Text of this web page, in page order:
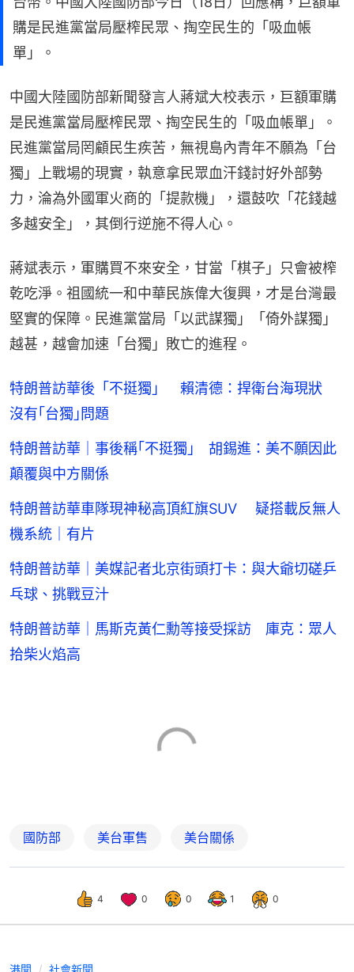
購是民進黨當局壓榨民眾、掏空民生的「吸血帳
單」。
中國大陸國防部新聞發言人蔣斌大校表示，巨額軍購
是民進黨當局壓榨民眾、掏空民生的「吸血帳單」。
民進黨當局罔顧民生疾苦，無視島內青年不願為「台
獨」上戰場的現實，執意拿民眾血汗錢討好外部勢
力，淪為外國軍火商的「提款機」，還鼓吹「花錢越
多越安全」，其倒行逆施不得人心。
蔣斌表示，軍購買不來安全，甘當「棋子」只會被榨
乾吃淨。祖國統一和中華民族偉大復興，才是台灣最
堅實的保障。民進黨當局「以武謀獨」「倚外謀獨」
越甚，越會加速「台獨」敗亡的進程。
特朗普訪華後「不挺獨」 賴清德：捍衛台海現狀
沒有｢台獨｣問題
特朗普訪華｜事後稱｢不挺獨｣ 胡錫進：美不願因此
顛覆與中方關係
特朗普訪華車隊現神秘高頂紅旗SUV 疑搭載反無人
機系統｜有片
特朗普訪華｜美媒記者北京街頭打卡：與大爺切磋乒
乓球、挑戰豆汁
特朗普訪華｜馬斯克黃仁勳等接受採訪 庫克：眾人
拾柴火焰高
國防部 美台軍售 美台關係
4 0 0 1 0